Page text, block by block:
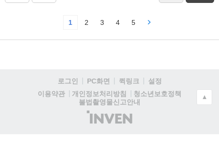
1 2 3 4 5
로그인 PC화면 퀵링크
설정
이용약관
개인정보처리방침
청소년보호정책
불법촬영물신고안내
(주)
인
▲